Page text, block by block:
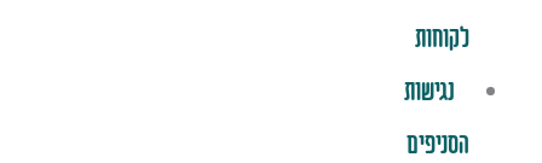
לקוחות
נגישות
הסניפים